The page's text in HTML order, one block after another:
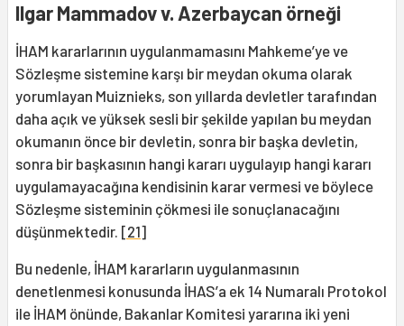
Ilgar Mammadov v. Azerbaycan örneği
İHAM kararlarının uygulanmamasını Mahkeme’ye ve
Sözleşme sistemine karşı bir meydan okuma olarak
yorumlayan Muiznieks, son yıllarda devletler tarafından
daha açık ve yüksek sesli bir şekilde yapılan bu meydan
okumanın önce bir devletin, sonra bir başka devletin,
sonra bir başkasının hangi kararı uygulayıp hangi kararı
uygulamayacağına kendisinin karar vermesi ve böylece
Sözleşme sisteminin çökmesi ile sonuçlanacağını
düşünmektedir. [21]
Bu nedenle, İHAM kararların uygulanmasının
denetlenmesi konusunda İHAS’a ek 14 Numaralı Protokol
ile İHAM önünde, Bakanlar Komitesi yararına iki yeni